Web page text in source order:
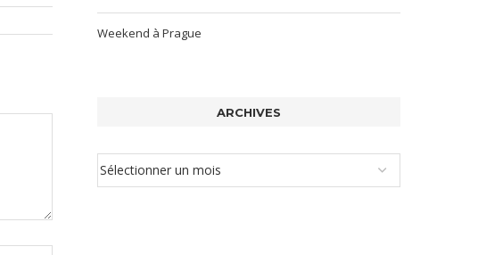
Weekend à Prague
ARCHIVES